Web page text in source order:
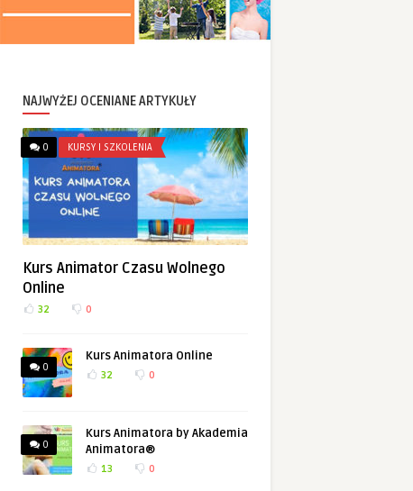
NAJWYŻEJ OCENIANE ARTYKUŁY
0 KURSY I SZKOLENIA
Kurs Animator Czasu Wolnego
Online
32 0
0
Kurs Animatora Online
32 0
0
Kurs Animatora by Akademia
Animatora®
13 0